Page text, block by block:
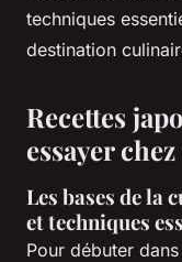
techniques
destination
Recettes
essayer
Les bases de la
et techniques
Pour débuter